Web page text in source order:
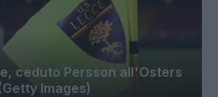
ceduto Persson all'Osters
Images)